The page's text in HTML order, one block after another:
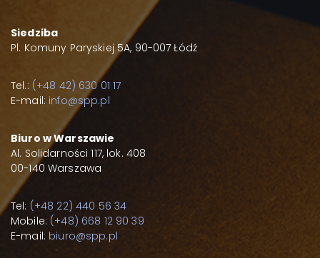
Siedziba
Pl. Komuny Paryskiej 5A, 90-007 Łódź
Tel.: (+48 42) 630 01 17
E-mail: info@spp.pl
Biuro w Warszawie
Al. Solidarności 117, lok. 408
00-140 Warszawa
Tel: (+48 22) 440 56 34
Mobile: (+48) 668 12 90 39
E-mail: biuro@spp.pl